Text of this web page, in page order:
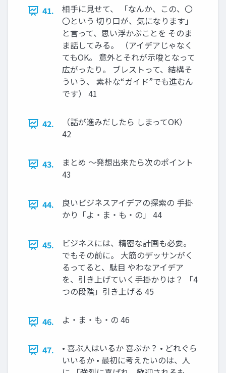
41.
相手に見せて、 「なんか、この、〇
〇という 切り口が、気になります」
と言って、思い浮かぶことを そのま
ま話してみる。 （アイデアじゃなく
てもOK。 意外とそれが示唆となって
広がったり。 ブレストって、結構そ
ういう、 素朴な“ガイド”でも進むん
です） 41
42.
（話が進みだしたら しまってOK）
42
43.
まとめ ～発想出来たら次のポイント
43
44.
良いビジネスアイデアの探索の 手掛
かり「よ・ま・も・の」 44
45.
ビジネスには、精密な計画も必要。
でもその前に。 大筋のデッサンがく
るってると、駄目 やわなアイデア
を、引き上げていく手掛かりは？ 「4
つの段階」引き上げる 45
46. よ・ま・も・の 46
47.
• 喜ぶ人はいるか 喜ぶか？ • どれぐら
いいるか • 最初に考えたいのは、人